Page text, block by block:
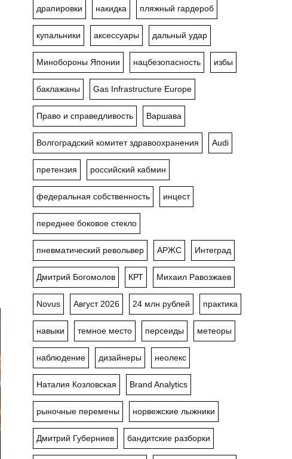
драпировки накидка пляжный гардероб
купальники аксессуары дальный удар
Минобороны Японии нацбезопасность избы
баклажаны Gas Infrastructure Europe
Право и справедливость Варшава
Волгоградский комитет здравоохранения Audi
претензия российский кабмин
федеральная собственность инцест
переднее боковое стекло
пневматический револьвер АРЖС Интеград
Дмитрий Богомолов КРТ Михаил Равозжаев
Novus Август 2026 24 млн рублей практика
навыки темное место персеиды метеоры
наблюдение дизайнеры неолекс
Наталия Козловская Brand Analytics
рыночные перемены норвежские лыжники
Дмитрий Губерниев бандитские разборки